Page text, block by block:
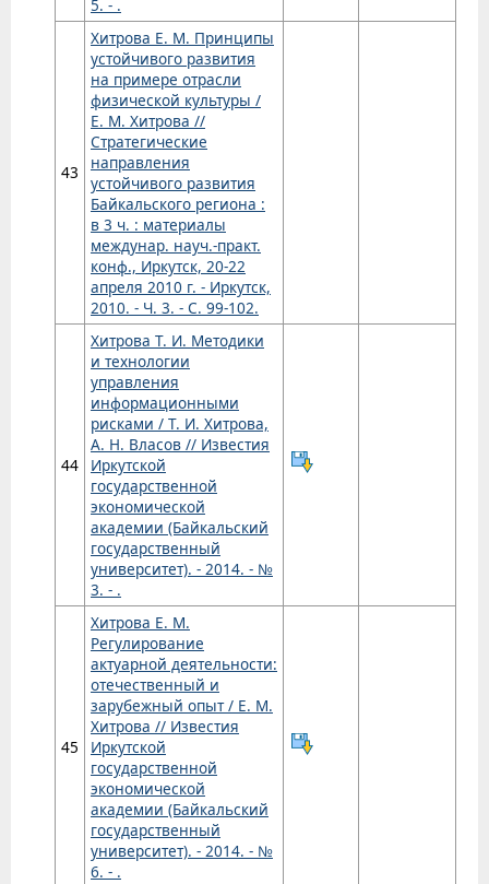
5. - .
43
Хитрова Е. М. Принципы
устойчивого развития
на примере отрасли
физической культуры /
Е. М. Хитрова //
Стратегические
направления
устойчивого развития
Байкальского региона :
в 3 ч. : материалы
междунар. науч.-практ.
конф., Иркутск, 20-22
апреля 2010 г. - Иркутск,
2010. - Ч. 3. - С. 99-102.
44
Хитрова Т. И. Методики
и технологии
управления
информационными
рисками / Т. И. Хитрова,
А. Н. Власов // Известия
Иркутской
государственной
экономической
академии (Байкальский
государственный
университет). - 2014. - №
3. - .
45
Хитрова Е. М.
Регулирование
актуарной деятельности:
отечественный и
зарубежный опыт / Е. М.
Хитрова // Известия
Иркутской
государственной
экономической
академии (Байкальский
государственный
университет). - 2014. - №
6. - .